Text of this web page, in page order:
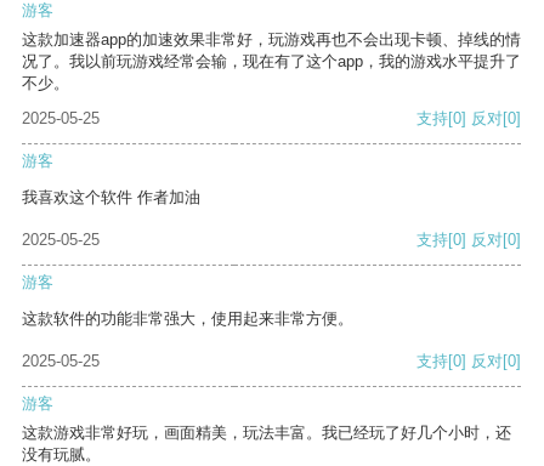
游客
这款加速器app的加速效果非常好，玩游戏再也不会出现卡顿、掉线的情
况了。我以前玩游戏经常会输，现在有了这个app，我的游戏水平提升了
不少。
2025-05-25
支持[0] 反对[0]
游客
我喜欢这个软件 作者加油
2025-05-25 支持[0] 反对[0]
游客
这款软件的功能非常强大，使用起来非常方便。
2025-05-25 支持[0] 反对[0]
游客
这款游戏非常好玩，画面精美，玩法丰富。我已经玩了好几个小时，还
没有玩腻。